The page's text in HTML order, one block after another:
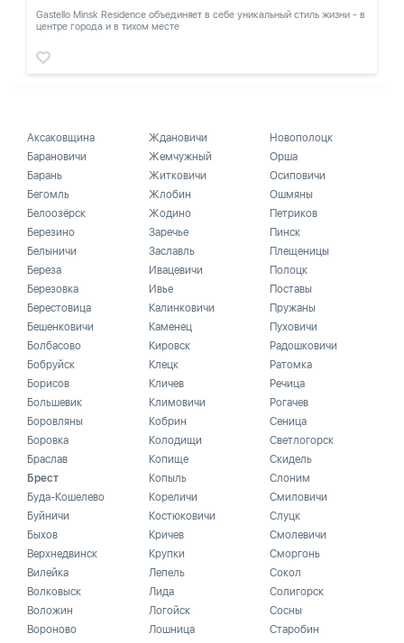
Gastello Minsk Residence объединяет в себе уникальный стиль жизни - в
центре города и в тихом месте
Аксаковщина
Барановичи
Барань
Бегомль
Белоозёрск
Березино
Белыничи
Береза
Березовка
Берестовица
Бешенковичи
Болбасово
Бобруйск
Борисов
Большевик
Боровляны
Боровка
Браслав
Брест
Буда-Кошелево
Буйничи
Быхов
Верхнедвинск
Вилейка
Волковыск
Воложин
Вороново
Ждановичи
Жемчужный
Житковичи
Жлобин
Жодино
Заречье
Заславль
Ивацевичи
Ивье
Калинковичи
Каменец
Кировск
Клецк
Кличев
Климовичи
Кобрин
Колодищи
Копище
Копыль
Кореличи
Костюковичи
Кричев
Крупки
Лепель
Лида
Логойск
Лошница
Новополоцк
Орша
Осиповичи
Ошмяны
Петриков
Пинск
Плещеницы
Полоцк
Поставы
Пружаны
Пуховичи
Радошковичи
Ратомка
Речица
Рогачев
Сеница
Светлогорск
Скидель
Слоним
Смиловичи
Слуцк
Смолевичи
Сморгонь
Сокол
Солигорск
Сосны
Старобин